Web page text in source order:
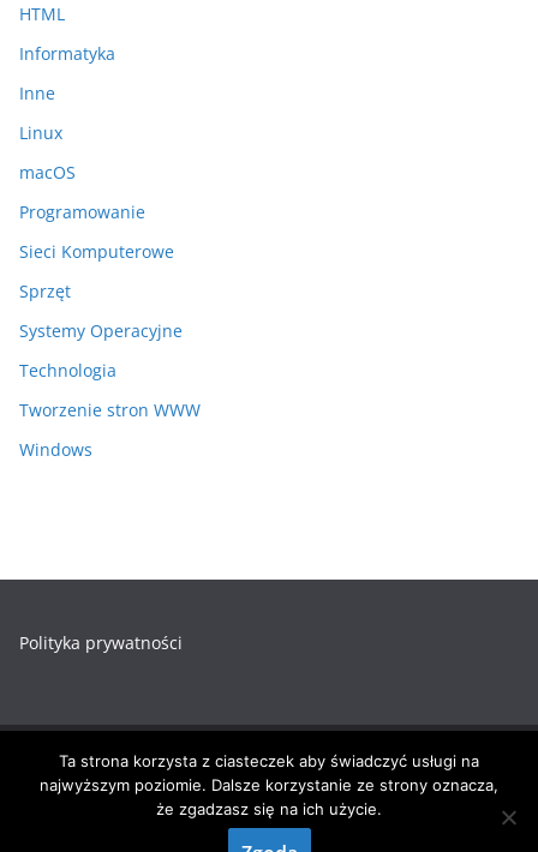
HTML
Informatyka
Inne
Linux
macOS
Programowanie
Sieci Komputerowe
Sprzęt
Systemy Operacyjne
Technologia
Tworzenie stron WWW
Windows
Polityka prywatności
Prawa autorskie © 2026Zadania-Informatyk.pl . Wszystkie
prawa zastrzeżone.
stworzony przez ThemeGrill. Wspierane
Ta strona korzysta z ciasteczek aby świadczyć usługi na
najwyższym poziomie. Dalsze korzystanie ze strony oznacza,
że zgadzasz się na ich użycie.